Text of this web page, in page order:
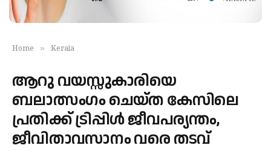
Home » Kerala
ആറു വയസ്സുകാരിയെ
ബലാത്സംഗം ചെയ്ത കേസിലെ
പ്രതിക്ക് ട്രിപ്പിള്‍ ജീവപര്യന്തം,
ജീവിതാവസാനം വരെ തടവ്